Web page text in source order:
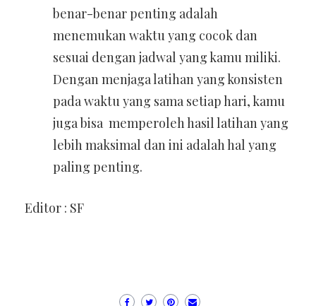
benar-benar penting adalah
menemukan waktu yang cocok dan
sesuai dengan jadwal yang kamu miliki.
Dengan menjaga latihan yang konsisten
pada waktu yang sama setiap hari, kamu
juga bisa memperoleh hasil latihan yang
lebih maksimal dan ini adalah hal yang
paling penting.
Editor : SF